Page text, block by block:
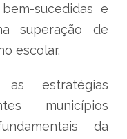
sucedidas e
superação de
escolar.
estratégias
municípios
da